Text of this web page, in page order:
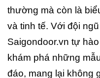
thường mà còn là
và tinh tế. Với đội
Saigondoor.vn tự
khám phá những
đáo, mang lại không